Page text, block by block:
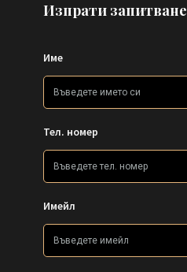
Изпрати запитване
Име
Тел. номер
Имейл